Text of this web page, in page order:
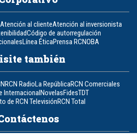
Atención al clienteAtención al inversionista
Código de autorregulación
Línea ÉticaPrensa RCNOBA
también
RCN RadioLa RepúblicaRCN Comerciales
InternacionalNovelasFidesTDT
de RCN TelevisiónRCN Total